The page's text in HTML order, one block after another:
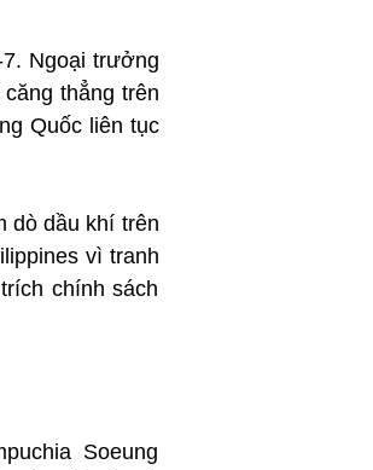
Ngoại trưởng
thẳng trên
Quốc liên tục
dò dầu khí trên
vì tranh
chính sách
Soeung